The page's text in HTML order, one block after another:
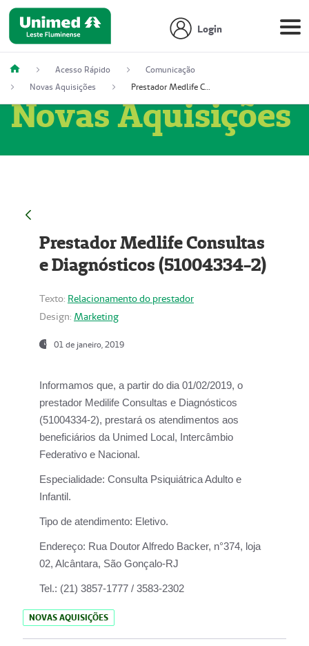
Login
Acesso Rápido
Comunicação
Novas Aquisições
Prestador Medlife Consultas e Diagnósticos (51004334-2)
Novas Aquisições
Prestador Medlife Consultas
e Diagnósticos (51004334-2)
Texto: Relacionamento do prestador
Design: Marketing
01 de janeiro, 2019
Informamos que, a partir do dia 01/02/2019, o
prestador Medilife Consultas e Diagnósticos
(51004334-2), prestará os atendimentos aos
beneficiários da Unimed Local, Intercâmbio
Federativo e Nacional.
Especialidade: Consulta Psiquiátrica Adulto e
Infantil.
Tipo de atendimento: Eletivo.
Endereço: Rua Doutor Alfredo Backer, n°374, loja
02, Alcântara, São Gonçalo-RJ
Tel.: (21) 3857-1777 / 3583-2302
NOVAS AQUISIÇÕES